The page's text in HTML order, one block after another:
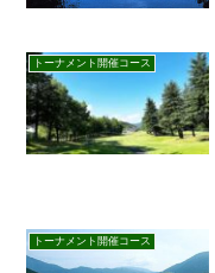
トーナメント開催コース
トーナメント開催コース